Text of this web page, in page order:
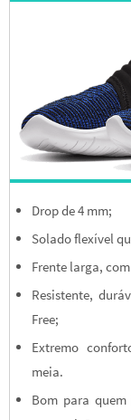
Drop de 4 mm;
Solado flexível
Frente larga,
Resistente,
Free;
Extremo
meia.
Bom para